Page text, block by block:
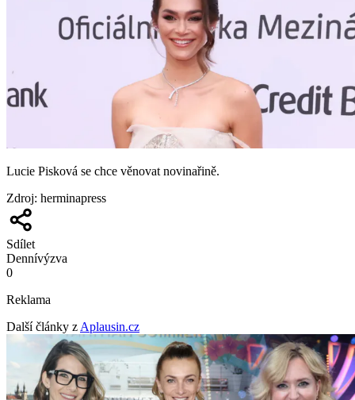
Lucie Pisková se chce věnovat novinařině.
Zdroj: herminapress
Sdílet
Dennívýzva
0
Reklama
Další články z Aplausin.cz